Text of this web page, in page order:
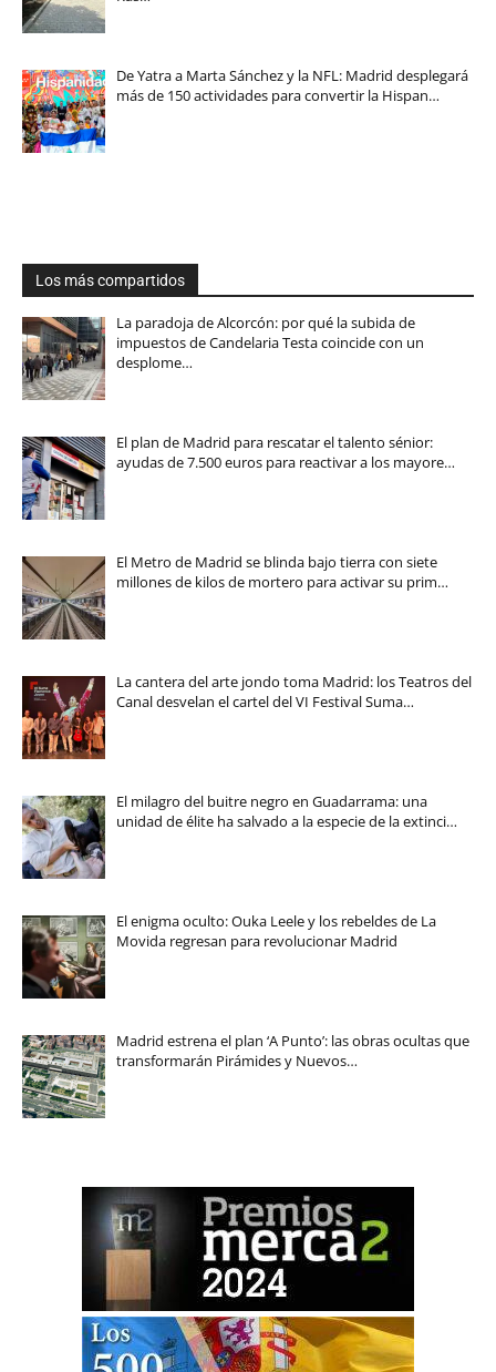
De Yatra a Marta Sánchez y la NFL: Madrid desplegará
más de 150 actividades para convertir la Hispan…
Los más compartidos
La paradoja de Alcorcón: por qué la subida de
impuestos de Candelaria Testa coincide con un
desplome…
El plan de Madrid para rescatar el talento sénior:
ayudas de 7.500 euros para reactivar a los mayore…
El Metro de Madrid se blinda bajo tierra con siete
millones de kilos de mortero para activar su prim…
La cantera del arte jondo toma Madrid: los Teatros del
Canal desvelan el cartel del VI Festival Suma…
El milagro del buitre negro en Guadarrama: una
unidad de élite ha salvado a la especie de la extinci…
El enigma oculto: Ouka Leele y los rebeldes de La
Movida regresan para revolucionar Madrid
Madrid estrena el plan ‘A Punto’: las obras ocultas que
transformarán Pirámides y Nuevos…